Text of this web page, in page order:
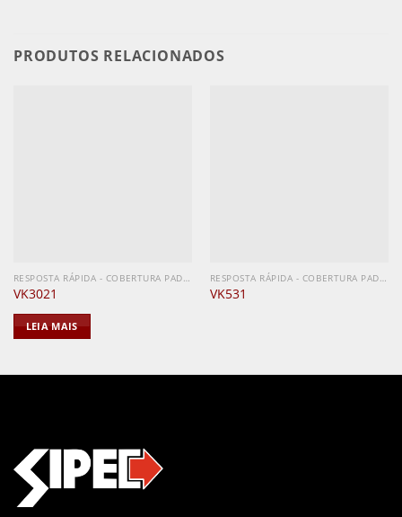
PRODUTOS RELACIONADOS
VK3021
LEIA MAIS
VK531